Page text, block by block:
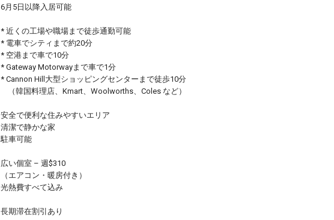
6月5日以降入居可能
* 近くの工場や職場まで徒歩通勤可能
* 電車でシティまで約20分
* 空港まで車で10分
* Gateway Motorwayまで車で1分
* Cannon Hill大型ショッピングセンターまで徒歩10分
（韓国料理店、Kmart、Woolworths、Coles など）
安全で便利な住みやすいエリア
清潔で静かな家
駐車可能
広い個室 – 週$310
（エアコン・暖房付き）
光熱費すべて込み
長期滞在割引あり